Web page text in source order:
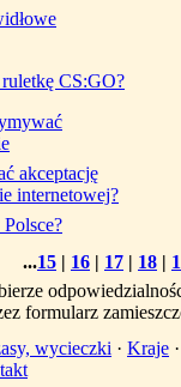
CS:GO?
akceptację
internetowej?
...15 | 16 | 17 | 18 |
formularz
wycieczki · Kraje